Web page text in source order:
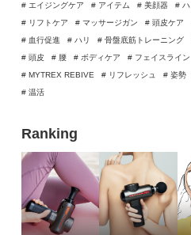
# エイジングケア
# アイテム # 美顔器 # ハ
# リフトケア
# マッサージガン # 頭皮ケア
# 血行促進
# ハリ # 骨盤底筋トレーニング
# 頭皮
# 腰 # ボディケア # フェイスライン
# MYTREX REBIVE
# リフレッシュ # 姿勢
# 温活
Ranking